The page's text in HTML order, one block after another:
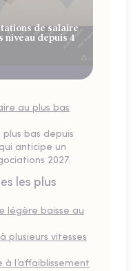
de salaire
niveau depuis 4
au plus bas
plus bas depuis
anticipe un
2027.
les plus
légère baisse au
plusieurs vitesses
l’affaiblissement